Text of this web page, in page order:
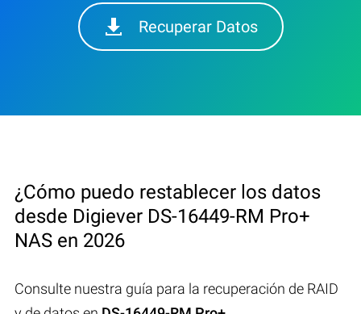
Recuperar Datos
¿Cómo puedo restablecer los datos
desde Digiever DS-16449-RM Pro+
NAS en 2026
Consulte nuestra guía para la recuperación de RAID